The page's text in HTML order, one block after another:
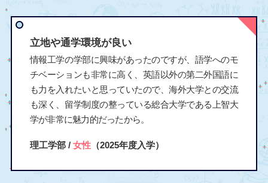
立地や通学環境が良い
情報工学の学部に興味があったのですが、語学へのモ
チベーションも非常に高く、英語以外の第二外国語に
も力を入れたいと思っていたので、海外大学との交流
も深く、留学制度の整っている総合大学である上智大
学が非常に魅力的だったから。
理工学部 / 女性（2025年度入学）